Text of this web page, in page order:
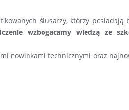
ślusarzy, którzy posiadają
wzbogacamy wiedzą ze
nowinkami technicznymi oraz